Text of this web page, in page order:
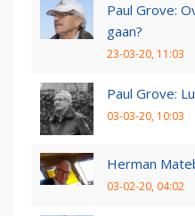
Paul Grove:
gaan?
23-03-20, 11:03
Paul Grove:
03-03-20, 10:03
Herman
03-02-20, 04:02